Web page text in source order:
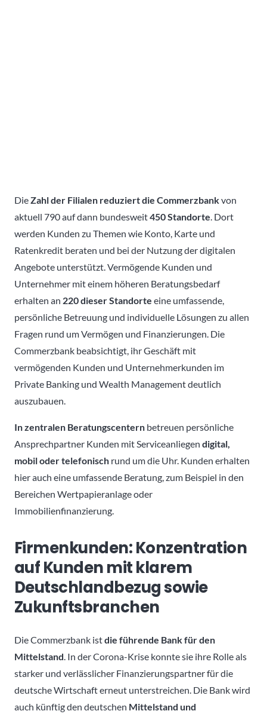
DieZahl der Filialen reduziert die Commerzbankvon
aktuell 790 auf dann bundesweit450 Standorte. Dort
werden Kunden zu Themen wie Konto, Karte und
Ratenkredit beraten und bei der Nutzung der digitalen
Angebote unterstützt. Vermögende Kunden und
Unternehmer mit einem höheren Beratungsbedarf
erhalten an 220 dieser Standorte eine umfassende,
persönliche Betreuung und individuelle Lösungen zu allen
Fragen rund um Vermögen und Finanzierungen. Die
Commerzbank beabsichtigt, ihr Geschäft mit
vermögenden Kunden und Unternehmerkunden im
Private Banking und Wealth Management deutlich
auszubauen.
In zentralen Beratungscentern betreuen persönliche
Ansprechpartner Kunden mit Serviceanliegen digital,
mobil oder telefonisch rund um die Uhr. Kunden erhalten
hier auch eine umfassende Beratung, zum Beispiel in den
Bereichen Wertpapieranlage oder
Immobilienfinanzierung.
Firmenkunden: Konzentration
auf Kunden mit klarem
Deutschlandbezug sowie
Zukunftsbranchen
Die Commerzbank istdie führende Bank für den
Mittelstand. In der Corona-Krise konnte sie ihre Rolle als
starker und verlässlicher Finanzierungspartner für die
deutsche Wirtschaft erneut unterstreichen. Die Bank wird
auch künftig den deutschen Mittelstand und